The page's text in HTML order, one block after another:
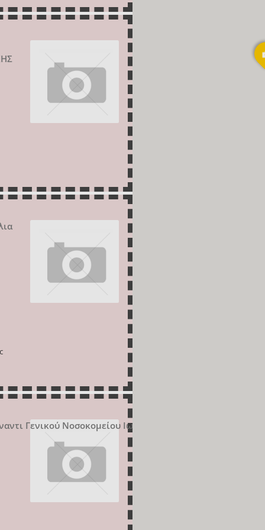
Γενικού Νοσοκομείου Ιωαννίνων Χατζηκώστα,